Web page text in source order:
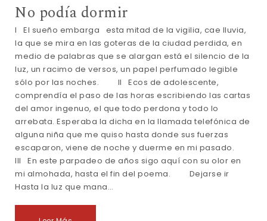
No podía dormir
I El sueño embarga esta mitad de la vigilia, cae lluvia,
la que se mira en las goteras de la ciudad perdida, en
medio de palabras que se alargan está el silencio de la
luz, un racimo de versos, un papel perfumado legible
sólo por las noches. II Ecos de adolescente,
comprendía el paso de las horas escribiendo las cartas
del amor ingenuo, el que todo perdona y todo lo
arrebata. Esperaba la dicha en la llamada telefónica de
alguna niña que me quiso hasta donde sus fuerzas
escaparon, viene de noche y duerme en mi pasado.
III En este parpadeo de años sigo aquí con su olor en
mi almohada, hasta el fin del poema. Dejarse ir
Hasta la luz que mana…